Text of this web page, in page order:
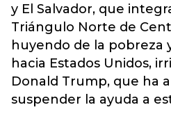
y El Salvador, que
Triángulo Norte de
huyendo de la pobreza
hacia Estados Unidos,
Donald Trump, que ha
suspender la ayuda a